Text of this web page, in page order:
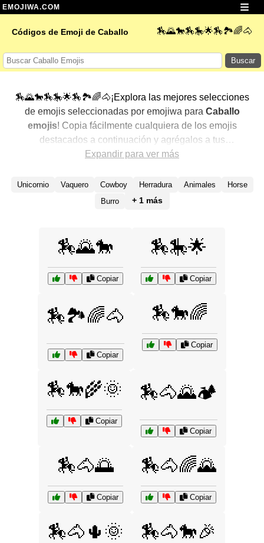
EMOJIWA.COM
Códigos de Emoji de Caballo 🏇🌄🐎🏇🎠🌟🏇🏞️🌈🐴
Buscar
🏇🌄🐎🏇🎠🌟🏇🏞️🌈🐴¡Explora las mejores selecciones
de emojis seleccionadas por emojiwa para Caballo
emojis! Copia fácilmente cualquiera de los emojis
destacados a continuación y agrégalos a tus
conversaciones para un toque personalizado. Hemos
mostrando primero los más populares. ¿Buscas más?
Explora otras categorías para descubrir aún más formas
Expandir para ver más
Unicornio Vaquero Cowboy Herradura Animales
Horse
Burro
+ 1 más
🏇🌄🐎
Copiar
🏇🎠🌟
Copiar
🏇🏞️🌈🐴
Copiar
🏇🐎🌈
Copiar
🏇🐎🌾🌞
Copiar
🏇🐴🌄🏕️
Copiar
🏇🐴🌅
Copiar
🏇🐴🌈🌄
Copiar
🏇🐴🌵🌞 🏇🐴🐎🎉